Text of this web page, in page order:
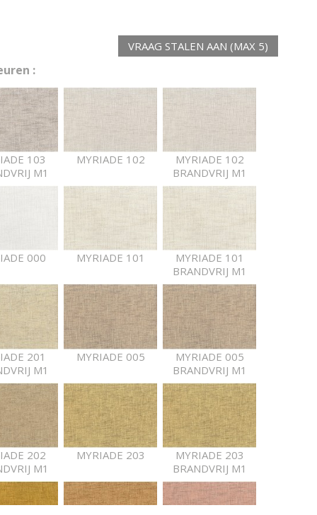
VRAAG STALEN AAN (MAX 5)
:
103
M1
MYRIADE 102
MYRIADE 102
BRANDVRIJ M1
000 MYRIADE 101
MYRIADE 101
BRANDVRIJ M1
201
M1
MYRIADE 005
MYRIADE 005
BRANDVRIJ M1
202
M1
MYRIADE 203
MYRIADE 203
BRANDVRIJ M1